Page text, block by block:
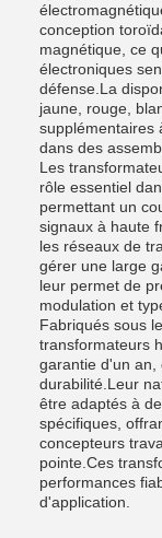
conception
magnétique, ce
électroniques
défense.La
jaune, rouge,
supplémentaires
dans des
Les
rôle essentiel
permettant un
signaux à haute
les réseaux de
gérer une large
leur permet de
modulation et
Fabriqués sous
transformateurs
garantie d'un an,
durabilité.Leur
être adaptés à
spécifiques,
concepteurs
pointe.Ces
performances
d'application.